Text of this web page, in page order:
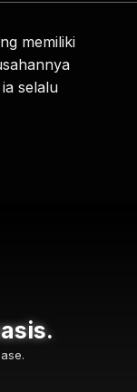
memiliki
selalu